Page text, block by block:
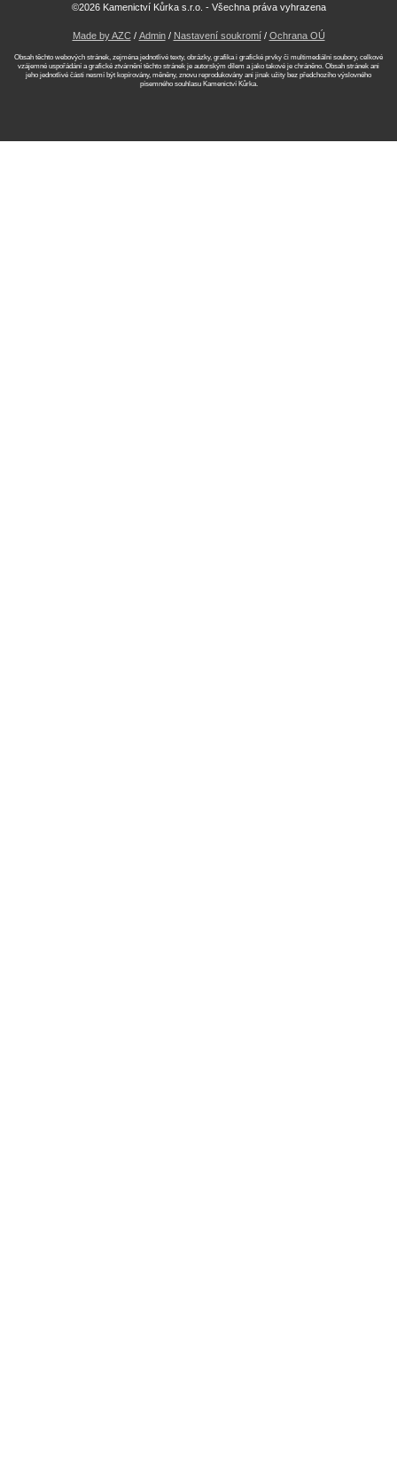
©2026 Kamenictví Kůrka s.r.o. - Všechna práva vyhrazena
Made by AZC/ Admin/ Nastavení soukromí/ Ochrana OÚ
Obsah těchto webových stránek, zejména jednotlivé texty, obrázky, grafika i grafické prvky či multimediální soubory, celkové
vzájemné uspořádání a grafické ztvárnění těchto stránek je autorským dílem a jako takové je chráněno. Obsah stránek ani
jeho jednotlivé části nesmí být kopírovány, měněny, znovu reprodukovány ani jinak užity bez předchozího výslovného
písemného souhlasu Kamenictví Kůrka.